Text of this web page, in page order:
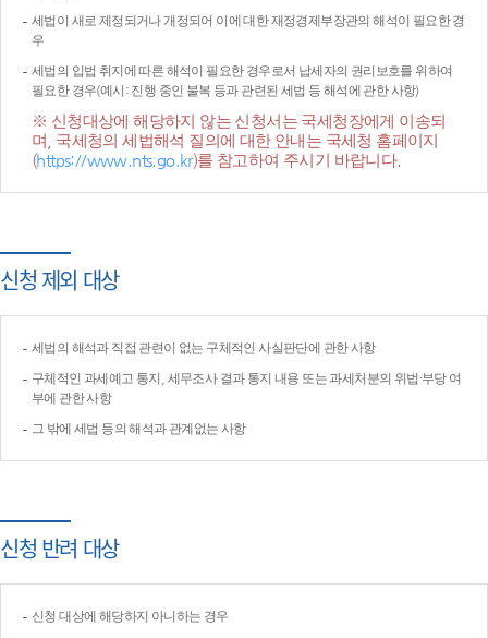
세법이 새로 제정되거나 개정되어 이에 대한 재정경제부장관의 해석이 필요한 경
우
세법의 입법 취지에 따른 해석이 필요한 경우로서 납세자의 권리보호를 위하여
필요한 경우(예시: 진행 중인 불복 등과 관련된 세법 등 해석에 관한 사항)
※ 신청대상에 해당하지 않는 신청서는 국세청장에게 이송되
며, 국세청의 세법해석 질의에 대한 안내는 국세청 홈페이지
(https://www.nts.go.kr)를 참고하여 주시기 바랍니다.
신청 제외 대상
세법의 해석과 직접 관련이 없는 구체적인 사실판단에 관한 사항
구체적인 과세예고 통지, 세무조사 결과 통지 내용 또는 과세처분의 위법·부당 여
부에 관한 사항
그 밖에 세법 등의 해석과 관계없는 사항
신청 반려 대상
신청 대상에 해당하지 아니하는 경우